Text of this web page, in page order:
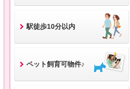
駅徒歩10分以内
ペット飼育可物件♪